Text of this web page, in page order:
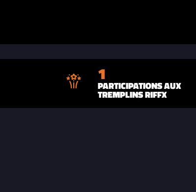
1
PARTICIPATIONS AUX
TREMPLINS RIFFX